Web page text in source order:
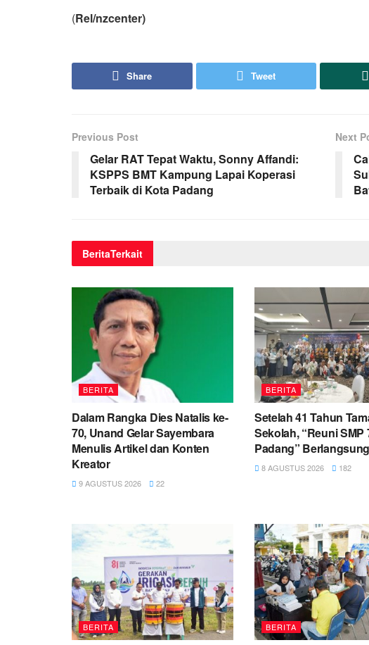
(Rel/nzcenter)
Share Tweet
Previous Post
Gelar RAT Tepat Waktu, Sonny Affandi:
KSPPS BMT Kampung Lapai Koperasi
Terbaik di Kota Padang
Next
BeritaTerkait
BERITA
Dalam Rangka Dies Natalis ke-
70, Unand Gelar Sayembara
Menulis Artikel dan Konten
Kreator
9 AGUSTUS 2026 22
BERITA
Setelah 41 Tahun
Sekolah, “Reuni SMP
Padang”
8 AGUSTUS 2026 182
BERITA BERITA